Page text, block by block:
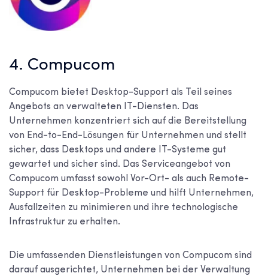
4. Compucom
Compucom bietet Desktop-Support als Teil seines
Angebots an verwalteten IT-Diensten. Das
Unternehmen konzentriert sich auf die Bereitstellung
von End-to-End-Lösungen für Unternehmen und stellt
sicher, dass Desktops und andere IT-Systeme gut
gewartet und sicher sind. Das Serviceangebot von
Compucom umfasst sowohl Vor-Ort- als auch Remote-
Support für Desktop-Probleme und hilft Unternehmen,
Ausfallzeiten zu minimieren und ihre technologische
Infrastruktur zu erhalten.
Die umfassenden Dienstleistungen von Compucom sind
darauf ausgerichtet, Unternehmen bei der Verwaltung